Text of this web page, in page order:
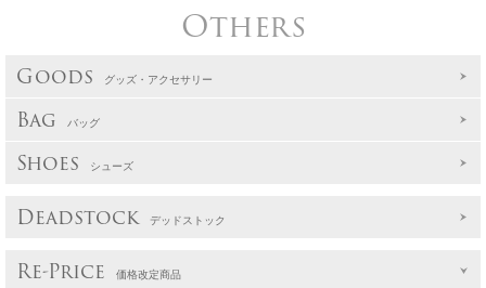
Others
Goods グッズ・アクセサリー
Bag バッグ
Shoes シューズ
Deadstock デッドストック
Re-Price 価格改定商品